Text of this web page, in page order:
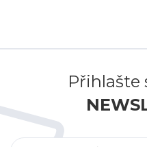
Přihlašte